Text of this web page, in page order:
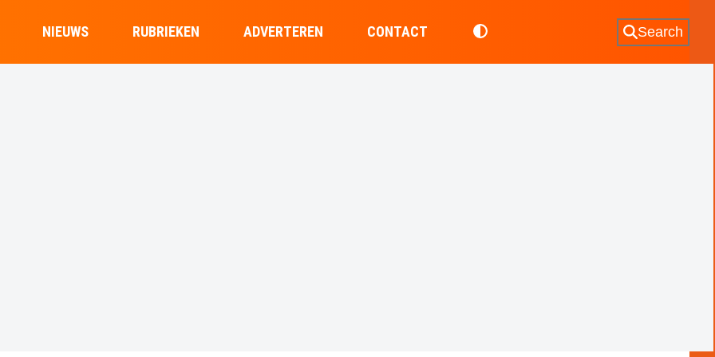
NIEUWS RUBRIEKEN ADVERTEREN CONTACT Search